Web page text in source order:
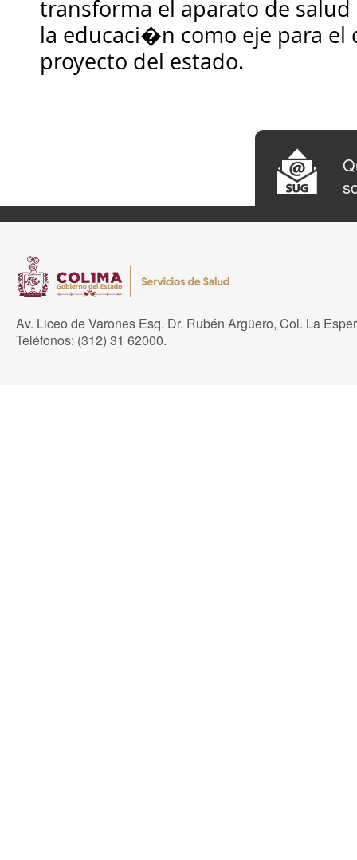
transforma el aparato de
la educaci�n como eje para el
proyecto del estado.
Av. Liceo de Varones Esq. Dr. Rubén Argüero, Col. La
Teléfonos: (312) 31 62000.